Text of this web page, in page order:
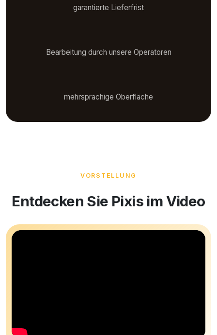
garantierte Lieferfrist
Bearbeitung durch unsere Operatoren
mehrsprachige Oberfläche
VORSTELLUNG
Entdecken Sie Pixis im Video